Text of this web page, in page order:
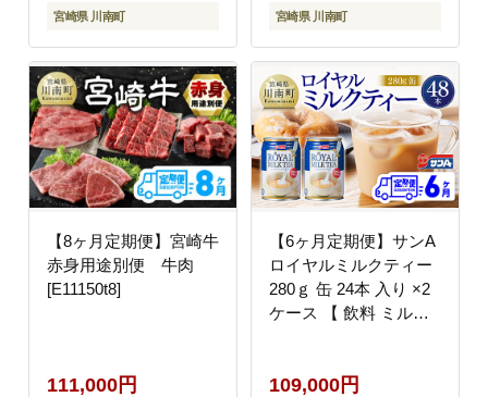
宮崎県 川南町 宮崎県 川南町
【8ヶ月定期便】宮崎牛
赤身用途別便 牛肉
[E11150t8]
111,000円
【6ヶ月定期便】サンA
ロイヤルミルクティー
280ｇ 缶 24本 入り ×2
ケース 【 飲料 ミルク
川南町 送料無料 】
109,000円